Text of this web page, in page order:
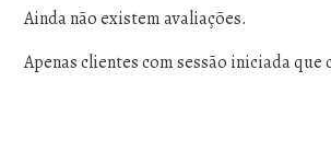
Ainda não existem avaliações.
Apenas clientes com sessão iniciada